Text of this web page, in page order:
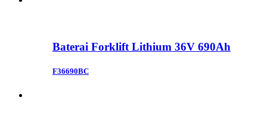
Baterai Forklift Lithium 36V 690Ah
F36690BC